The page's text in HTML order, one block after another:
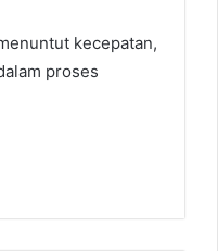
kecepatan,
proses